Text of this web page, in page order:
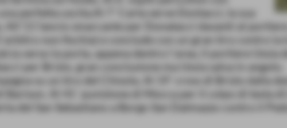
perfetta uscita.Al 7´ Carta serve Dontacci, la sua
All´11´lancio smarcante per Donatacci davanti al
non fischia) e conclude con un gran tiro contro la
verso la porta, appena dentro l´area, il portiere
per Brizio, gran conclusione ma Ussia salva in angolo.
su un tiro del Chisola. Al 19´ cross di Brizio dalla
Barison. Al 41´ punizione di Mocca per il colpo di testa di
del San Sebastiano a Borgo San Dalmazzo contro il